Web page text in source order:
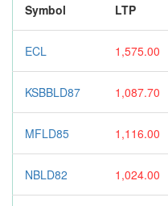
Symbol LTP
ECL 1,575.00
KSBBLD87 1,087.70
MFLD85 1,116.00
NBLD82 1,024.00